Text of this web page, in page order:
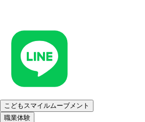
こどもスマイルムーブメント
職業体験